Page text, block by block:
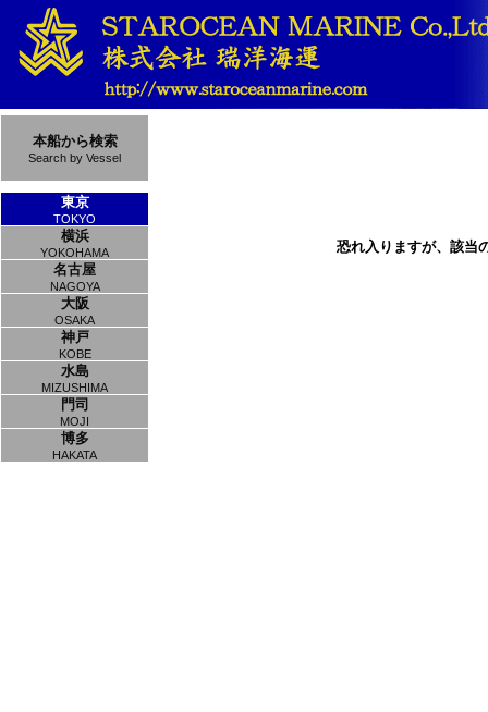
本船から検索
Search by Vessel
東京
TOKYO
横浜
YOKOHAMA
名古屋
NAGOYA
大阪
OSAKA
神戸
KOBE
水島
MIZUSHIMA
門司
MOJI
博多
HAKATA
恐れ入りますが、該当